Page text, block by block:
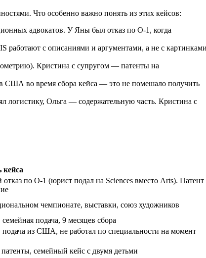
Что особенно важно понять из этих кейсов:
адвокатов. У Яны был отказ по O-1, когда
работают с описаниями и аргументами, а не с
Кристина с супругом — патенты на
США во время сбора кейса — это не помешало получить
логистику, Ольга — содержательную часть. Кристина с
кейса
по O-1 (юрист подал на Sciences вместо Arts). Патент
чемпионате, выставки, союз художников
семейная подача, 9 месяцев сбора
подача из США, не работал по специальности на момент
патенты, семейный кейс с двумя детьми